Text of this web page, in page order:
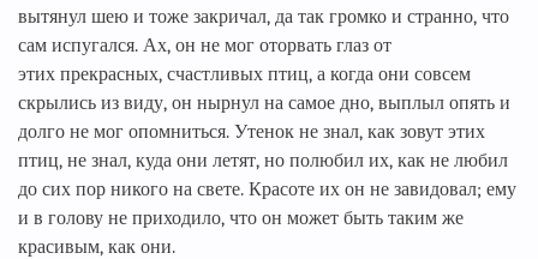
вытянул шею и тоже закричал, да так громко и странно, что
сам испугался. Ах, он не мог оторвать глаз от
этих прекрасных, счастливых птиц, а когда они совсем
скрылись из виду, он нырнул на самое дно, выплыл опять и
долго не мог опомниться. Утенок не знал, как зовут этих
птиц, не знал, куда они летят, но полюбил их, как не любил
до сих пор никого на свете. Красоте их он не завидовал; ему
и в голову не приходило, что он может быть таким же
красивым, как они.